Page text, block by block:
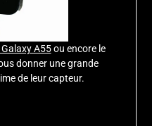
A55ou encore le
donner une grande
de leur capteur.